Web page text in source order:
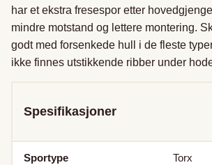
har et ekstra fresespor etter
mindre motstand og lettere montering.
godt med forsenkede hull i de fleste
ikke finnes utstikkende ribber under
Spesifikasjoner
Sportype Torx